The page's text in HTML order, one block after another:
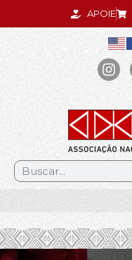
APOIE
.